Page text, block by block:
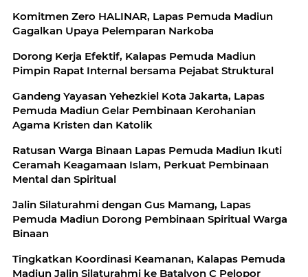
Komitmen Zero HALINAR, Lapas Pemuda Madiun
Gagalkan Upaya Pelemparan Narkoba
Dorong Kerja Efektif, Kalapas Pemuda Madiun
Pimpin Rapat Internal bersama Pejabat Struktural
Gandeng Yayasan Yehezkiel Kota Jakarta, Lapas
Pemuda Madiun Gelar Pembinaan Kerohanian
Agama Kristen dan Katolik
Ratusan Warga Binaan Lapas Pemuda Madiun Ikuti
Ceramah Keagamaan Islam, Perkuat Pembinaan
Mental dan Spiritual
Jalin Silaturahmi dengan Gus Mamang, Lapas
Pemuda Madiun Dorong Pembinaan Spiritual Warga
Binaan
Tingkatkan Koordinasi Keamanan, Kalapas Pemuda
Madiun Jalin Silaturahmi ke Batalyon C Pelopor